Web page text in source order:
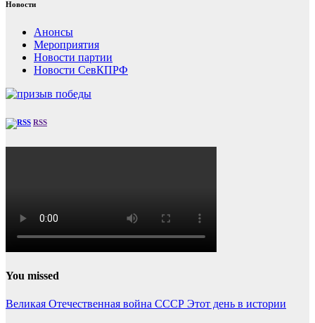
Новости
Анонсы
Мероприятия
Новости партии
Новости СевКПРФ
RSS
You missed
Великая Отечественная война СССР Этот день в истории